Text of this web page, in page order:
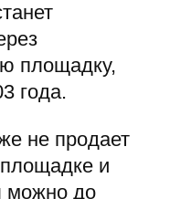
площадку,
года.
не продает
и
можно до